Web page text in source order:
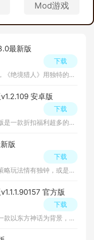
Mod游戏
最新版
在卡牌游戏同质化的今天，《绝境猎人》用独特的动物拟人化手法和“盟军敢死队”式的战术玩法，在“策略”与“放置”这对看似矛盾的要素间找到了平衡，为偏好战术博弈的玩家带来了一场既动脑又省心的西部冒险之旅。
下载
安卓版
冲啊原始人官方客户端正版是一款折扣福利超多的原始世界类型手机游戏，玩家需要扮演部落领袖，带领原始人抵御敌人，开拓资源，发展壮大部落文明，你需要不断打造，获取各种生存物资，画风卡通，玩法趣味性很高，免费
下载
版
如果你对精致的三国卡牌策略玩法情有独钟，或是对那些集智慧与美貌于一身的女将角色充满期待，那么《猛将勇士》这款游戏值得你下载，水墨丹青的三国画卷和精致的角色立绘，尤其对女将的刻画独具匠心，视觉体验上佳。
下载
官方版
元气唤灵师手游最新版是一款以东方神话为背景，融合了策略、角色扮演和卡牌收集等多种元素的游戏。玩家在游戏中扮演一名元气唤灵师，通过召唤和培养各种神秘的元气生物，恶与邪势力进行战斗，保护世界的和平！
下载